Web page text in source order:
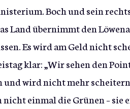
Boch und sein
Land übernimmt den
Es wird am Geld nicht
klar: „Wir sehen den
und wird nicht mehr
einmal die Grünen – sie